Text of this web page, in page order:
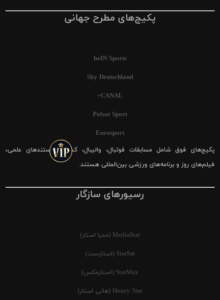
پکیج‌های مطرح جهانی
beIN Sports
Sky Deutschland
CANAL+
Polsat Sport
Eurosport
پکیج‌های فوق شامل مسابقات فوتبال، والیبال، کشتی، مستندهای علمی،
فیلم‌های روز و برنامه‌های ورزشی بین‌المللی هستند.
رسیورهای سازگار
MediaStar (مدیا استار)
StarSat (استارست)
StarMax (استارمکس)
Honey Star (هانی استار)